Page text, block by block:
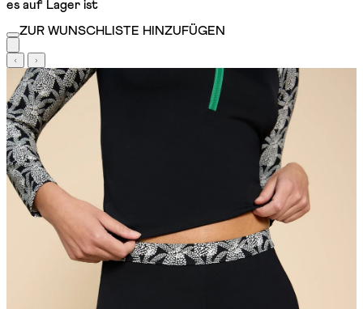
es auf Lager ist
ZUR WUNSCHLISTE HINZUFÜGEN